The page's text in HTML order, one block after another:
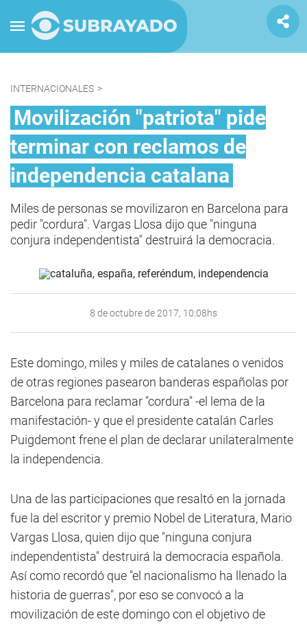
INTERNACIONALES >
Movilización "patriota" pide
terminar con reclamos de
independencia catalana
Miles de personas se movilizaron en Barcelona para
pedir "cordura". Vargas Llosa dijo que "ninguna
conjura independentista" destruirá la democracia.
8 de octubre de 2017, 10:08hs
Este domingo, miles y miles de catalanes o venidos
de otras regiones pasearon banderas españolas por
Barcelona para reclamar "cordura" -el lema de la
manifestación- y que el presidente catalán Carles
Puigdemont frene el plan de declarar unilateralmente
la independencia.
Una de las participaciones que resaltó en la jornada
fue la del escritor y premio Nobel de Literatura, Mario
Vargas Llosa, quien dijo que "ninguna conjura
independentista" destruirá la democracia española.
Así como recordó que "el nacionalismo ha llenado la
historia de guerras", por eso se convocó a la
movilización de este domingo con el objetivo de